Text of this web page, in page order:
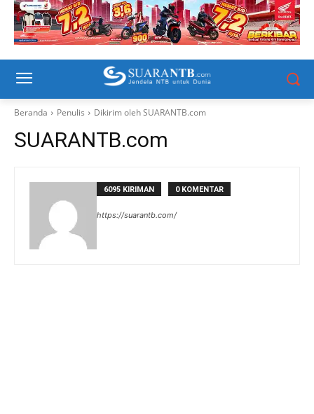
Beranda Penulis Dikirim oleh SUARANTB.com
SUARANTB.com
6095 KIRIMAN 0 KOMENTAR
https://suarantb.com/